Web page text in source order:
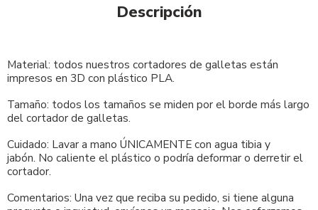
Descripción
Material: todos nuestros cortadores de galletas están
impresos en 3D con plástico PLA.
Tamaño: todos los tamaños se miden por el borde más largo
del cortador de galletas.
Cuidado: Lavar a mano ÚNICAMENTE con agua tibia y
jabón. No caliente el plástico o podría deformar o derretir el
cortador.
Comentarios: Una vez que reciba su pedido, si tiene alguna